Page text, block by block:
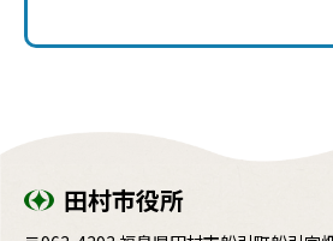
田村市役所